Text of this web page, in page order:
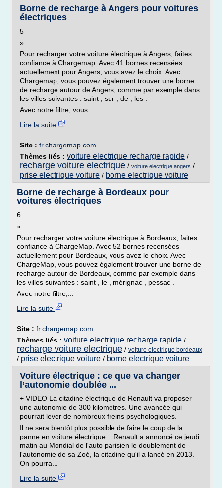
Borne de recharge à Angers pour voitures
électriques
5
»
Pour recharger votre voiture électrique à Angers, faites
confiance à Chargemap. Avec 41 bornes recensées
actuellement pour Angers, vous avez le choix. Avec
Chargemap, vous pouvez également trouver une borne
de recharge autour de Angers, comme par exemple dans
les villes suivantes : saint , sur , de , les .
Avec notre filtre, vous...
Lire la suite
Site : fr.chargemap.com
Thèmes liés : voiture electrique recharge rapide /
recharge voiture electrique / voiture electrique angers /
prise electrique voiture / borne electrique voiture
Borne de recharge à Bordeaux pour
voitures électriques
6
»
Pour recharger votre voiture électrique à Bordeaux, faites
confiance à ChargeMap. Avec 52 bornes recensées
actuellement pour Bordeaux, vous avez le choix. Avec
ChargeMap, vous pouvez également trouver une borne de
recharge autour de Bordeaux, comme par exemple dans
les villes suivantes : saint , le , mérignac , pessac .
Avec notre filtre,...
Lire la suite
Site : fr.chargemap.com
Thèmes liés : voiture electrique recharge rapide /
recharge voiture electrique / voiture electrique bordeaux
/ prise electrique voiture / borne electrique voiture
Voiture électrique : ce que va changer
l’autonomie doublée ...
+ VIDEO La citadine électrique de Renault va proposer
une autonomie de 300 kilomètres. Une avancée qui
pourrait lever de nombreux freins psychologiques.
Il ne sera bientôt plus possible de faire le coup de la
panne en voiture électrique... Renault a annoncé ce jeudi
matin au Mondial de l'auto parisien le doublement de
l'autonomie de sa Zoé, la citadine qu'il a lancé en 2013.
On pourra...
Lire la suite